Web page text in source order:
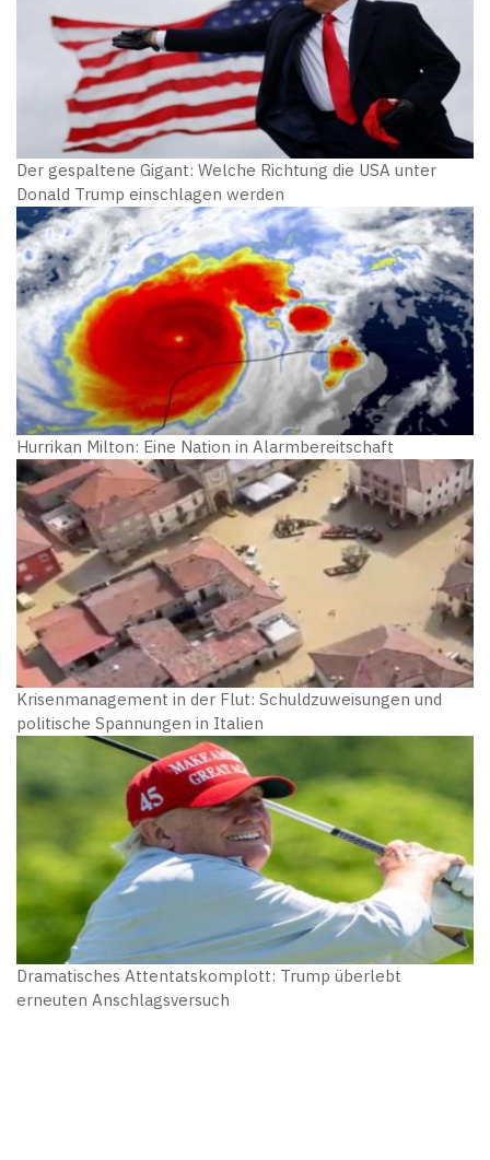
Der gespaltene Gigant: Welche Richtung die USA unter
Donald Trump einschlagen werden
Hurrikan Milton: Eine Nation in Alarmbereitschaft
Krisenmanagement in der Flut: Schuldzuweisungen und
politische Spannungen in Italien
Dramatisches Attentatskomplott: Trump überlebt
erneuten Anschlagsversuch